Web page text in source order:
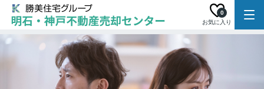
お気に入り
0